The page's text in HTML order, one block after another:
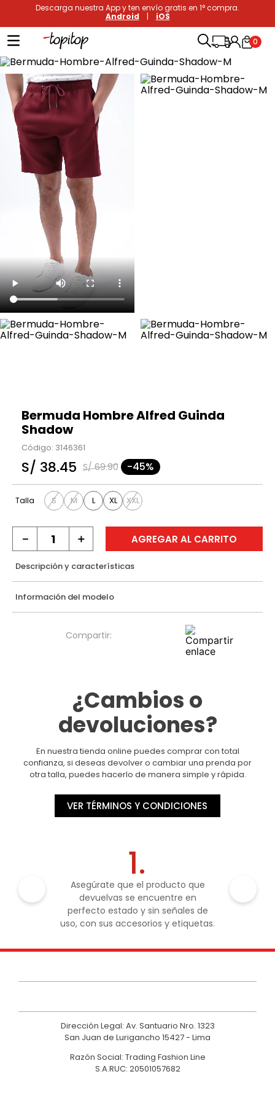
Descarga nuestra App y ten envío gratis en 1° compra.
Android | iOS
0
Bermuda Hombre Alfred Guinda
Shadow
Código: 3146361
S/ 38.45 S/ 69.90 -45%
Talla S M L XL XXL
＋
－ AGREGAR AL CARRITO
Descripción y características
Información del modelo
¿Cambios o
devoluciones?
En nuestra tienda online puedes comprar con total
confianza, si deseas devolver o cambiar una prenda por
otra talla, puedes hacerlo de manera simple y rápida.
VER TÉRMINOS Y CONDICIONES
1.
Asegúrate que el producto que
devuelvas se encuentre en
perfecto estado y sin señales de
uso, con sus accesorios y etiquetas.
Dirección Legal: Av. Santuario Nro. 1323
San Juan de Lurigancho 15427 - Lima
Razón Social: Trading Fashion Line
S.A.RUC: 20501057682